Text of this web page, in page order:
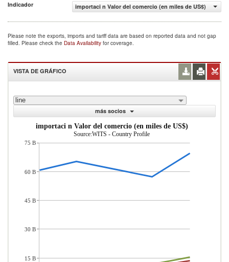
Indicador
importaci n Valor del comercio (en miles de US$)
Please note the exports, imports and tariff data are based on reported data and not gap
filled. Please check the Data Availability for coverage.
VISTA DE GRÁFICO
line
más socios
importaci n Valor del comercio (en miles de US$)
Source:WITS - Country Profile
75 B
60 B
45 B
30 B
15 B